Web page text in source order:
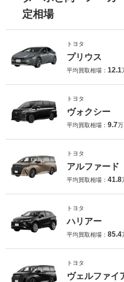
定相場
トヨタ
プリウス
平均買取相場： 12.1
トヨタ
ヴォクシー
平均買取相場： 9.7
トヨタ
アルファード
平均買取相場： 41.8
トヨタ
ハリアー
平均買取相場： 85.4
トヨタ
ヴェルファイ